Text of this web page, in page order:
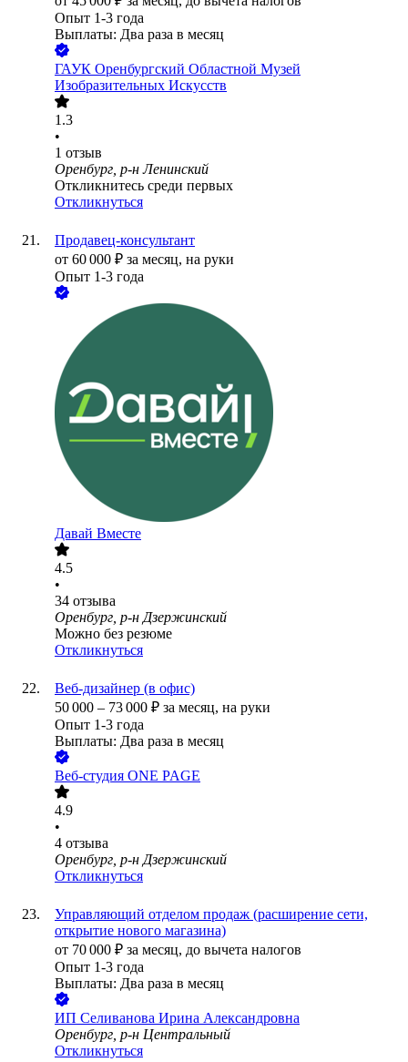
Опыт 1-3 года
Выплаты: Два раза в месяц
ГАУК Оренбургский Областной Музей
Изобразительных Искусств
1.3
•
1 отзыв
Оренбург, р-н Ленинский
Откликнитесь среди первых
Откликнуться
Продавец-консультант
от 60 000 ₽ за месяц, на руки
Опыт 1-3 года
Давай Вместе
4.5
•
34 отзыва
Оренбург, р-н Дзержинский
Можно без резюме
Откликнуться
Веб-дизайнер (в офис)
50 000 – 73 000 ₽ за месяц, на руки
Опыт 1-3 года
Выплаты: Два раза в месяц
Веб-студия ONE PAGE
4.9
•
4 отзыва
Оренбург, р-н Дзержинский
Откликнуться
Управляющий отделом продаж (расширение сети,
открытие нового магазина)
от 70 000 ₽ за месяц, до вычета налогов
Опыт 1-3 года
Выплаты: Два раза в месяц
ИП Селиванова Ирина Александровна
Оренбург, р-н Центральный
Откликнуться